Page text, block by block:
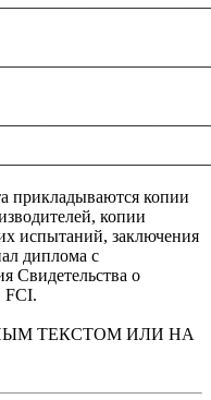
прикладываются копии
копии
испытаний, заключения
диплома с
Свидетельства о
FCI.
ТЕКСТОМ ИЛИ НА